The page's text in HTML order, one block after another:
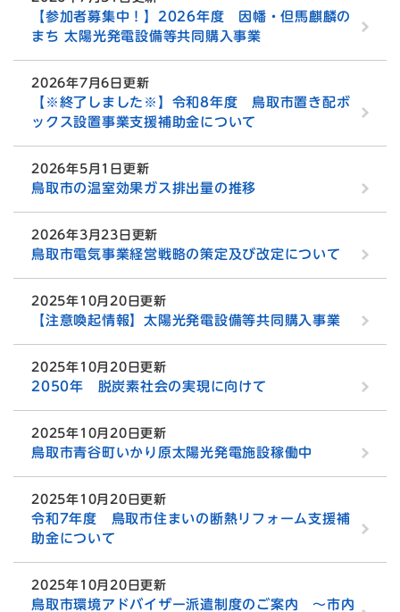
【参加者募集中！】2026年度 因幡・但馬麒麟の
まち 太陽光発電設備等共同購入事業
2026年7月6日更新
【※終了しました※】令和8年度 鳥取市置き配ボ
ックス設置事業支援補助金について
2026年5月1日更新
鳥取市の温室効果ガス排出量の推移
2026年3月23日更新
鳥取市電気事業経営戦略の策定及び改定について
2025年10月20日更新
【注意喚起情報】太陽光発電設備等共同購⼊事業
2025年10月20日更新
2050年 脱炭素社会の実現に向けて
2025年10月20日更新
鳥取市青谷町いかり原太陽光発電施設稼働中
2025年10月20日更新
令和7年度 鳥取市住まいの断熱リフォーム支援補
助金について
2025年10月20日更新
鳥取市環境アドバイザー派遣制度のご案内 ～市内